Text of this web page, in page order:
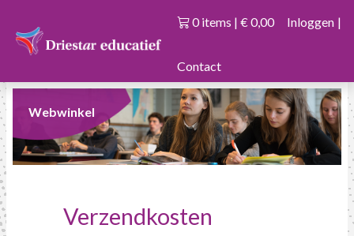
0 items | € 0,00 Inloggen |
Contact
Webwinkel
Verzendkosten